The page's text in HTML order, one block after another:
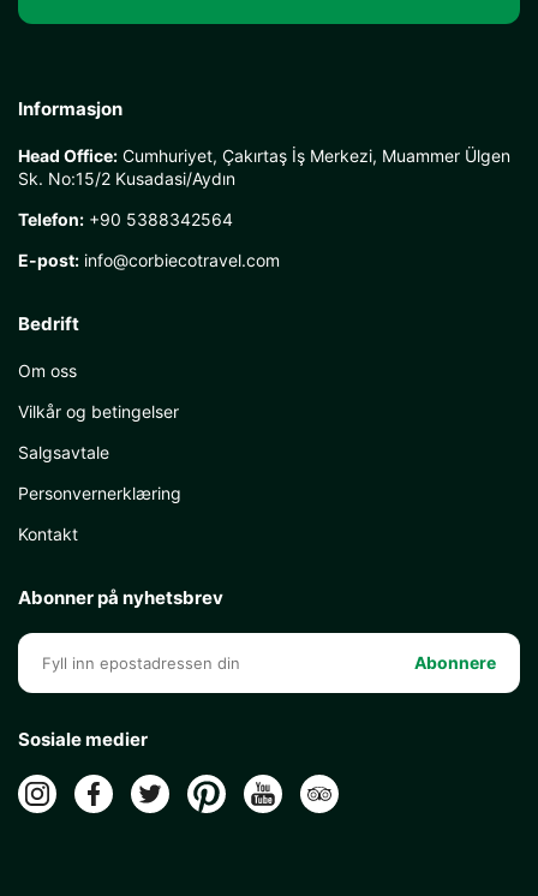
Informasjon
Head Office: Cumhuriyet, Çakırtaş İş Merkezi, Muammer Ülgen
Sk. No:15/2 Kusadasi/Aydın
Telefon: +90 5388342564
E-post: info@corbiecotravel.com
Bedrift
Om oss
Vilkår og betingelser
Salgsavtale
Personvernerklæring
Kontakt
Abonner på nyhetsbrev
Abonnere
Sosiale medier